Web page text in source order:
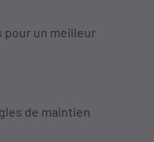
pour un meilleur
de maintien